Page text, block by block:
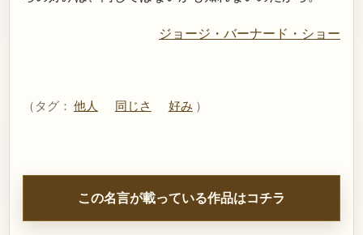
ジョージ・バーナード・ショー
（タグ： 他人 同じさ 好み ）
この名言が載っている作品はコチラ